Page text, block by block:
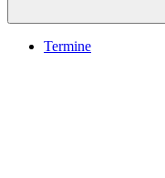
Termine